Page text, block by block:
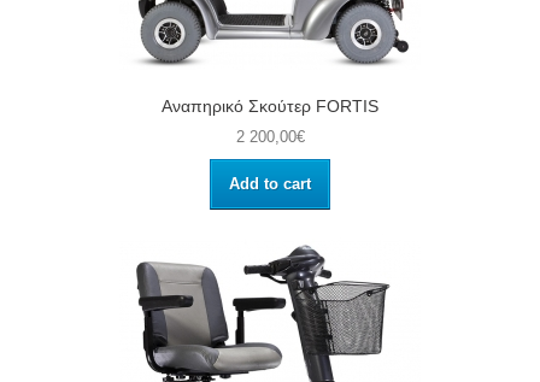
Αναπηρικό Σκούτερ FORTIS
2 200,00€
Add to cart